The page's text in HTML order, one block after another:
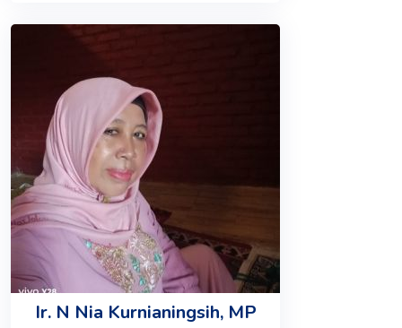
Ir. N Nia Kurnianingsih, MP